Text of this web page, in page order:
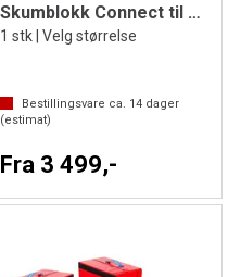
Skumblokk Connect til gymnastik og turn
1 stk | Velg størrelse
Bestillingsvare ca. 14dager
(estimat)
Fra 3 499,-